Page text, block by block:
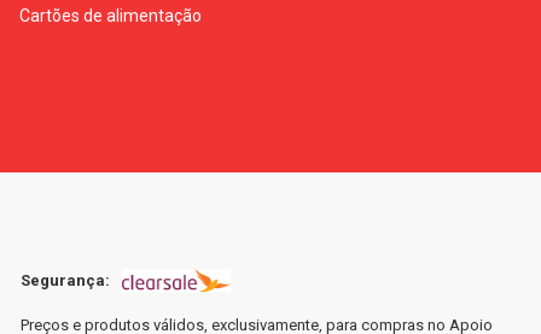
Cartões de alimentação
Segurança:
Preços e produtos válidos, exclusivamente, para compras no Apoio